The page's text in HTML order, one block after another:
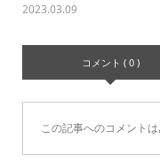
2023.03.09
コメント ( 0 )
この記事へのコメントは